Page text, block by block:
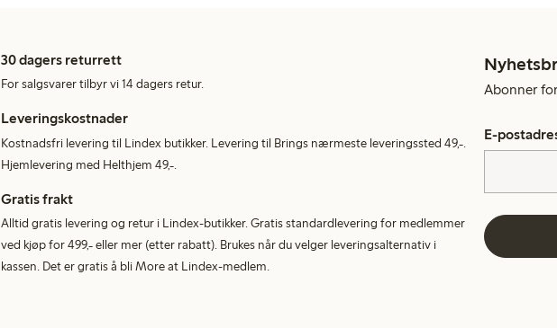
30 dagers returrett
For salgsvarer tilbyr vi 14 dagers retur.
Leveringskostnader
Kostnadsfri levering til Lindex butikker. Levering til Brings nærmeste leveringssted 49,-.
Hjemlevering med Helthjem 49,-.
Gratis frakt
Alltid gratis levering og retur i Lindex-butikker. Gratis standardlevering for medlemmer
ved kjøp for 499,- eller mer (etter rabatt). Brukes når du velger leveringsalternativ i
kassen. Det er gratis å bli More at Lindex-medlem.
Abonner
E-